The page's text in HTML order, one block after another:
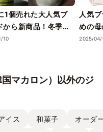
1個売れた大人気ブ
から新商品！冬季限
マカロン」
10
人気
めの
の選び
2025/04/
マカロン）以外のジ
イス 和菓子 オーダ